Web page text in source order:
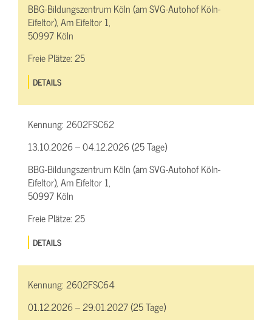
BBG-Bildungszentrum Köln (am SVG-Autohof Köln-
Eifeltor), Am Eifeltor 1,
50997 Köln
Freie Plätze:25
DETAILS
Kennung:2602FSC62
13.10.2026 – 04.12.2026 (25 Tage)
BBG-Bildungszentrum Köln (am SVG-Autohof Köln-
Eifeltor), Am Eifeltor 1,
50997 Köln
Freie Plätze:25
DETAILS
Kennung:2602FSC64
01.12.2026 – 29.01.2027 (25 Tage)